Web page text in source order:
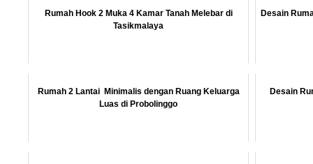
Rumah Hook 2 Muka 4 Kamar Tanah Melebar di
Tasikmalaya
Desain
Rumah 2 Lantai Minimalis dengan Ruang Keluarga
Luas di Probolinggo
Desain